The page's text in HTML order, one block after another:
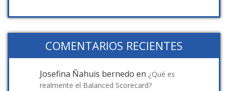
COMENTARIOS RECIENTES
Josefina Ñahuis bernedo en ¿Qué es
realmente el Balanced Scorecard?